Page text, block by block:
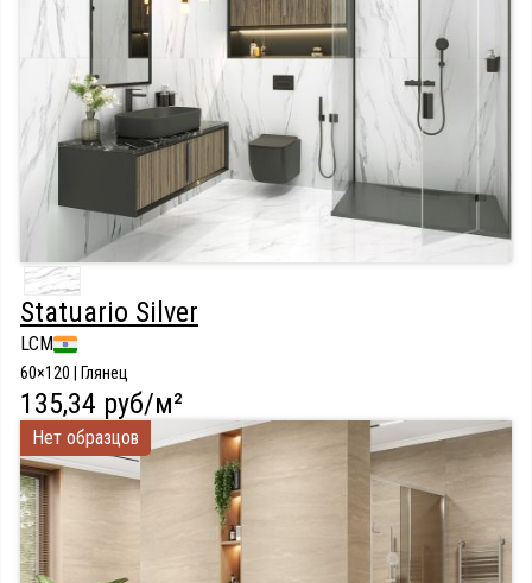
Statuario Silver
LCM
60×120 | Глянец
135,34 руб/м²
Нет образцов